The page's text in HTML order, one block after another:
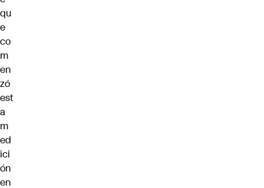
qu
e
co
m
en
zó
est
a
m
ed
ici
ón
en